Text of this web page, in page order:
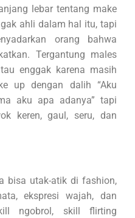
lebar tentang make
ahli dalam hal itu, tapi
orang bahwa
Tergantung males
enggak karena masih
up dengan dalih “Aku
aku apa adanya” tapi
keren, gaul, seru, dan
bisa utak-atik di fashion,
ekspresi wajah, dan
ngobrol, skill flirting